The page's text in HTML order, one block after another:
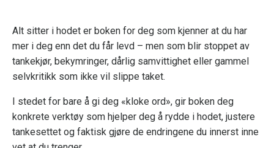
Alt sitter i hodet er boken for deg som kjenner at du har
mer i deg enn det du får levd – men som blir stoppet av
tankekjør, bekymringer, dårlig samvittighet eller gammel
selvkritikk som ikke vil slippe taket.
I stedet for bare å gi deg «kloke ord», gir boken deg
konkrete verktøy som hjelper deg å rydde i hodet, justere
tankesettet og faktisk gjøre de endringene du innerst inne